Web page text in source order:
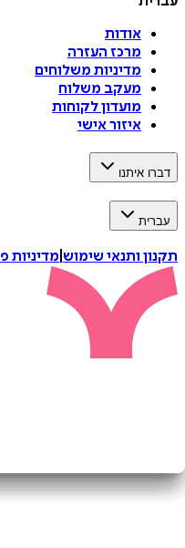
אודות
מרכז העזרה
מדיניות משלוחים
מעקב משלוח
מועדון לקוחות
איזור אישי
איתנו
ותנאי שימוש|מדיניות פרטיות